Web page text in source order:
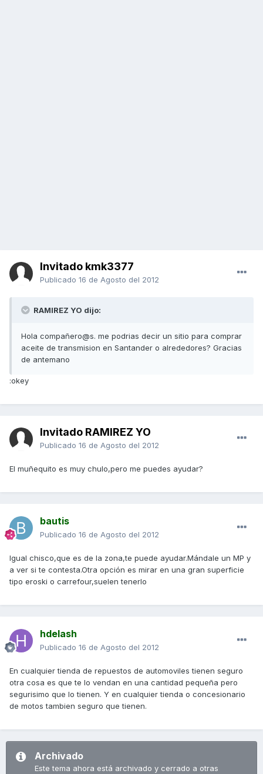
Invitado kmk3377
Publicado 16 de Agosto del 2012
RAMIREZ YO dijo:
Hola compañero@s. me podrias decir un sitio para comprar
aceite de transmision en Santander o alrededores? Gracias
de antemano
:okey
Invitado RAMIREZ YO
Publicado 16 de Agosto del 2012
El muñequito es muy chulo,pero me puedes ayudar?
bautis
Publicado 16 de Agosto del 2012
Igual chisco,que es de la zona,te puede ayudar.Mándale un MP y
a ver si te contesta.Otra opción es mirar en una gran superficie
tipo eroski o carrefour,suelen tenerlo
hdelash
Publicado 16 de Agosto del 2012
En cualquier tienda de repuestos de automoviles tienen seguro
otra cosa es que te lo vendan en una cantidad pequeña pero
segurisimo que lo tienen. Y en cualquier tienda o concesionario
de motos tambien seguro que tienen.
Archivado
Este tema ahora está archivado y cerrado a otras